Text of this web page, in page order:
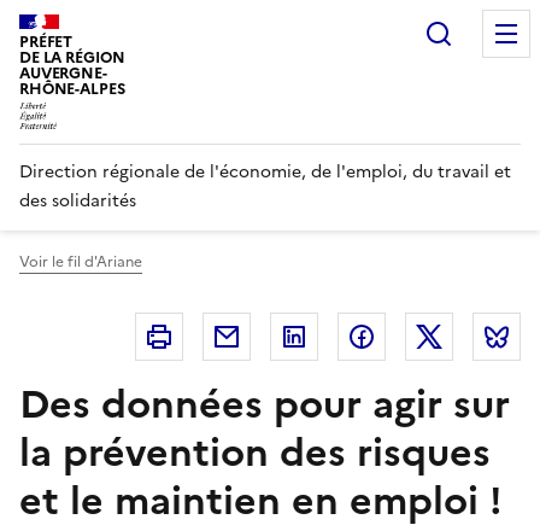
Panneau de gestion des cookies
PRÉFET
DE LA RÉGION
AUVERGNE-
RHÔNE-ALPES
Direction régionale de l'économie, de l'emploi, du travail et
des solidarités
Voir le fil d'Ariane
Imprimer Courriel Linkedin FacebookTwitter
Des données pour agir sur
la prévention des risques
et le maintien en emploi !